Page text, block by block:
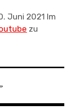
Juni 2021 Im
zu